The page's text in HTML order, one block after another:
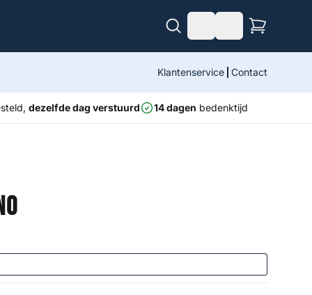
Klantenservice Contact
dezelfde dag verstuurd 14 dagen bedenktijd